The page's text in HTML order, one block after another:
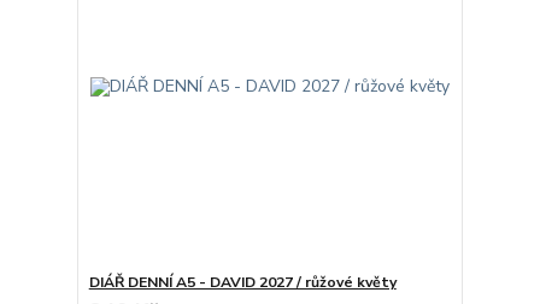
DIÁŘ DENNÍ A5 - DAVID 2027 / růžové květy